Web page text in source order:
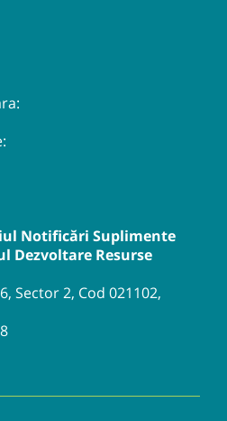
Notificări Suplimente
Dezvoltare Resurse
Sector 2, Cod 021102,